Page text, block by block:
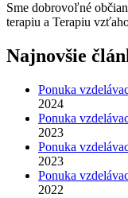
Sme dobrovoľné
terapiu a Terapiu
Najnovšie
Ponuka
2024
Ponuka
2023
Ponuka
2023
Ponuka
2022